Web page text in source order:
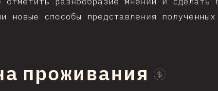
новые способы представления
проживания